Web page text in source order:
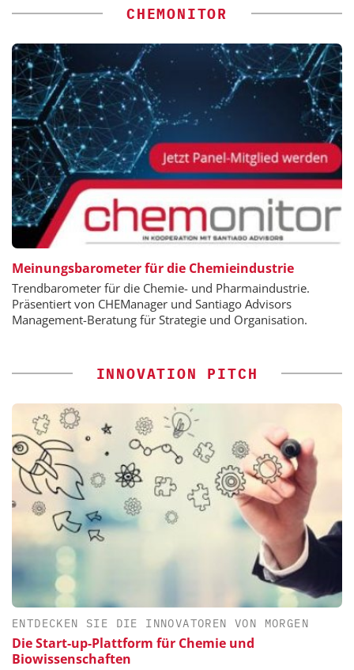
CHEMONITOR
Meinungsbarometer für die Chemieindustrie
Trendbarometer für die Chemie- und Pharmaindustrie.
Präsentiert von CHEManager und Santiago Advisors
Management-Beratung für Strategie und Organisation.
INNOVATION PITCH
ENTDECKEN SIE DIE INNOVATOREN VON MORGEN
Die Start-up-Plattform für Chemie und
Biowissenschaften